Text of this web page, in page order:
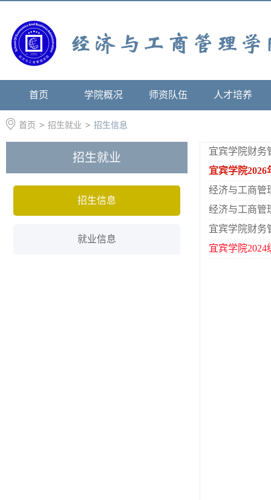
首页 学院概况 师资队伍 人才培养
首页 > 招生就业 > 招生信息
招生就业
招生信息
就业信息
宜宾学院财务
宜宾学院
经济与工商管
经济与工商管
宜宾学院财务
宜宾学院